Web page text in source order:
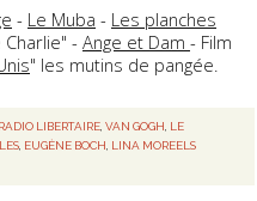
- Le Muba - Les planches
- Ange et Dam - Film
" les mutins de pangée.
RADIO LIBERTAIRE, VAN GOGH, LE
, EUGÈNE BOCH, LINA MOREELS